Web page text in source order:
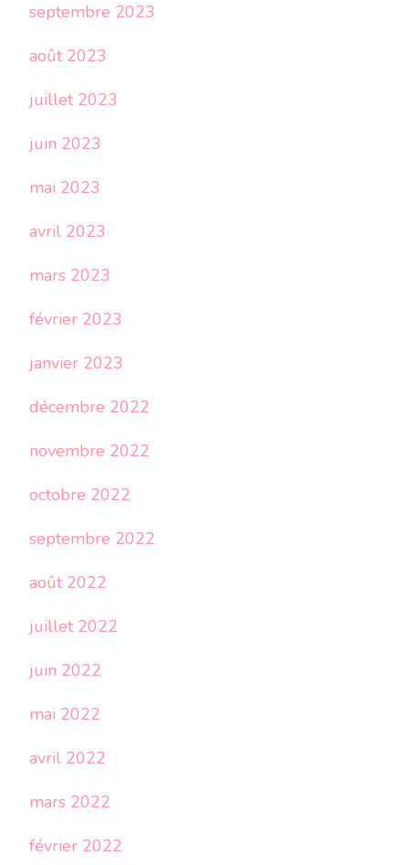
septembre 2023
août 2023
juillet 2023
juin 2023
mai 2023
avril 2023
mars 2023
février 2023
janvier 2023
décembre 2022
novembre 2022
octobre 2022
septembre 2022
août 2022
juillet 2022
juin 2022
mai 2022
avril 2022
mars 2022
février 2022